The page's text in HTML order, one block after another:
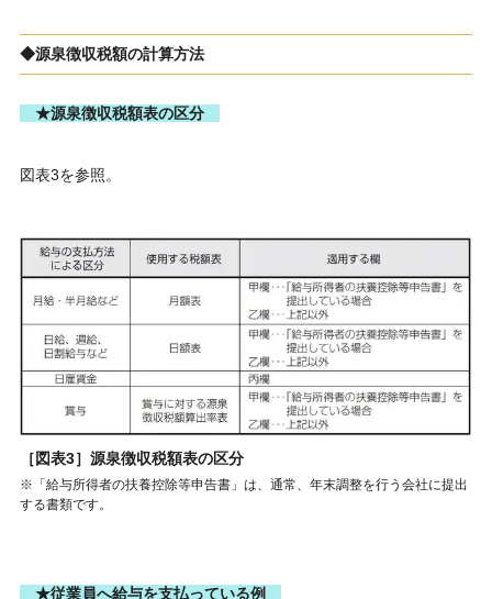
◆源泉徴収税額の計算方法
★源泉徴収税額表の区分
図表3を参照。
［図表3］源泉徴収税額表の区分
※「給与所得者の扶養控除等申告書」は、通常、年末調整を行う会社に提出
する書類です。
★従業員へ給与を支払っている例